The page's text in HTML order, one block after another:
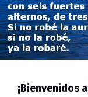
¡Bienvenidos a